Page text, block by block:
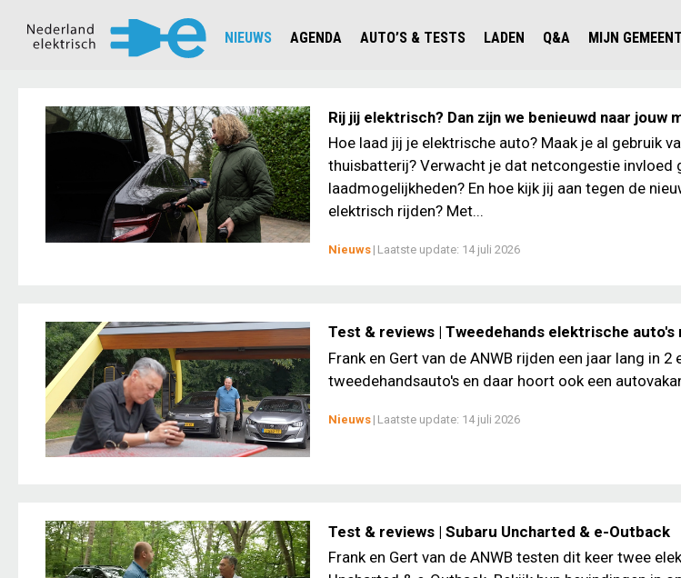
NIEUWS
CIJFERS EN STATISTIEKEN EV'S IN NEDERLAND
AANMELDEN NIEUWSBRIEF
AGENDA
AUTO’S & TESTS
JOUW VOLGENDE AUTO ELEKTRISCH?
LADEN
Q&A
OPLADEN
SLIM LADEN
VEILIGHEID
MIJN
VVE
Rij jij elektrisch? Dan zijn we benieuwd naar jouw
Hoe laad jij je elektrische auto? Maak je al gebruik
thuisbatterij? Verwacht je dat netcongestie invloed
laadmogelijkheden? En hoe kijk jij aan tegen de
elektrisch rijden? Met...
Nieuws | Laatste update: 14 juli 2026
Test & reviews | Tweedehands elektrische auto's
Frank en Gert van de ANWB rijden een jaar lang in 2
tweedehandsauto's en daar hoort ook een
Nieuws | Laatste update: 14 juli 2026
Test & reviews | Subaru Uncharted & e-Outback
Frank en Gert van de ANWB testen dit keer twee